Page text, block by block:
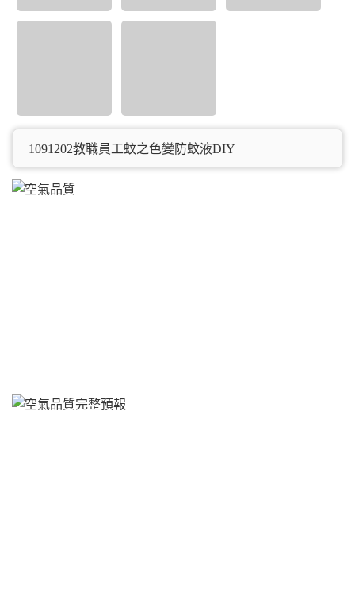
1091202教職員工蚊之色變防蚊液DIY